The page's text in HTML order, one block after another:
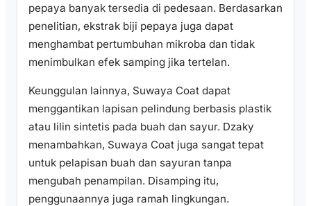
pepaya banyak tersedia di pedesaan. Berdasarkan
penelitian, ekstrak biji pepaya juga dapat
menghambat pertumbuhan mikroba dan tidak
menimbulkan efek samping jika tertelan.
Keunggulan lainnya, Suwaya Coat dapat
menggantikan lapisan pelindung berbasis plastik
atau lilin sintetis pada buah dan sayur. Dzaky
menambahkan, Suwaya Coat juga sangat tepat
untuk pelapisan buah dan sayuran tanpa
mengubah penampilan. Disamping itu,
penggunaannya juga ramah lingkungan.